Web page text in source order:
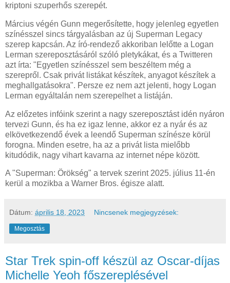
kriptoni szuperhős szerepét.
Március végén Gunn megerősítette, hogy jelenleg egyetlen
színésszel sincs tárgyalásban az új Superman Legacy
szerep kapcsán. Az író-rendező akkoriban lelőtte a Logan
Lerman szereposztásáról szóló pletykákat, és a Twitteren
azt írta: "Egyetlen színésszel sem beszéltem még a
szerepről. Csak privát listákat készítek, anyagot készítek a
meghallgatásokra". Persze ez nem azt jelenti, hogy Logan
Lerman egyáltalán nem szerepelhet a listáján.
Az előzetes infóink szerint a nagy szereposztást idén nyáron
tervezi Gunn, és ha ez igaz lenne, akkor ez a nyár és az
elkövetkezendő évek a leendő Superman színésze körül
forogna. Minden esetre, ha az a privát lista mielőbb
kitudódik, nagy vihart kavarna az internet népe között.
A "Superman: Örökség" a tervek szerint 2025. július 11-én
kerül a mozikba a Warner Bros. égisze alatt.
Dátum: április 18, 2023 Nincsenek megjegyzések:
Megosztás
Star Trek spin-off készül az Oscar-díjas
Michelle Yeoh főszereplésével